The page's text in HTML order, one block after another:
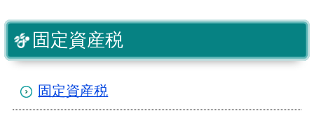
固定資産税
固定資産税